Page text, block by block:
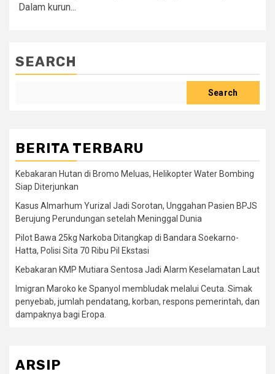
Dalam kurun...
SEARCH
Search
BERITA TERBARU
Kebakaran Hutan di Bromo Meluas, Helikopter Water Bombing
Siap Diterjunkan
Kasus Almarhum Yurizal Jadi Sorotan, Unggahan Pasien BPJS
Berujung Perundungan setelah Meninggal Dunia
Pilot Bawa 25kg Narkoba Ditangkap di Bandara Soekarno-
Hatta, Polisi Sita 70 Ribu Pil Ekstasi
Kebakaran KMP Mutiara Sentosa Jadi Alarm Keselamatan Laut
Imigran Maroko ke Spanyol membludak melalui Ceuta. Simak
penyebab, jumlah pendatang, korban, respons pemerintah, dan
dampaknya bagi Eropa.
ARSIP